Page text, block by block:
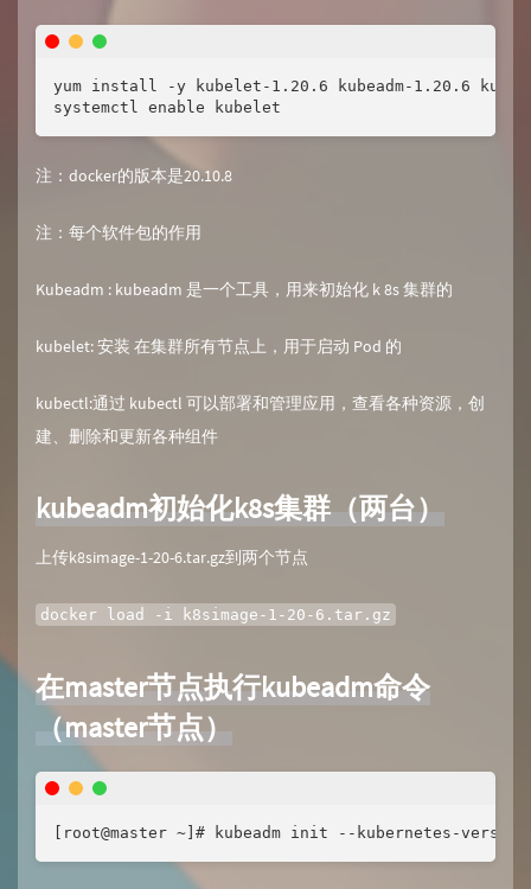
yum install -y kubelet-1.20.6 kubeadm-1.20.6
systemctl enable kubelet
注：docker的版本是20.10.8
注：每个软件包的作用
Kubeadm : kubeadm 是一个工具，用来初始化 k 8s 集群的
kubelet: 安装 在集群所有节点上，用于启动 Pod 的
kubectl:通过 kubectl 可以部署和管理应用，查看各种资源，创
建、删除和更新各种组件
kubeadm初始化k8s集群（两台）
上传k8simage-1-20-6.tar.gz到两个节点
docker load -i k8simage-1-20-6.tar.gz
在master节点执行kubeadm命令
（master节点）
[root@master ~]# kubeadm init --kubernetes-